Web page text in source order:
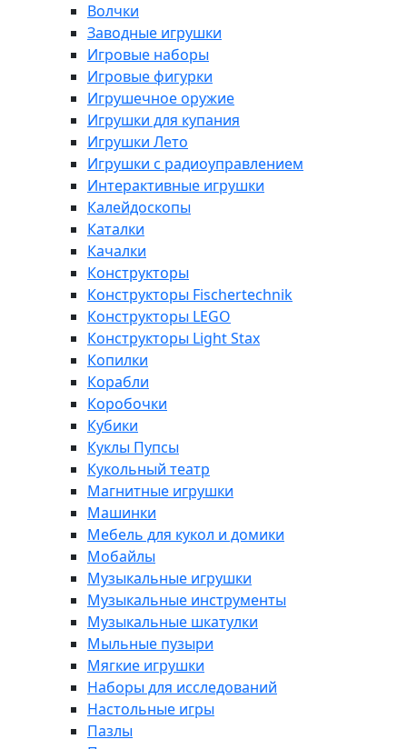
Волчки
Заводные игрушки
Игровые наборы
Игровые фигурки
Игрушечное оружие
Игрушки для купания
Игрушки Лето
Игрушки с радиоуправлением
Интерактивные игрушки
Калейдоскопы
Каталки
Качалки
Конструкторы
Конструкторы Fisсhertechnik
Конструкторы LEGO
Конструкторы Light Stax
Копилки
Корабли
Коробочки
Кубики
Куклы Пупсы
Кукольный театр
Магнитные игрушки
Машинки
Мебель для кукол и домики
Мобайлы
Музыкальные игрушки
Музыкальные инструменты
Музыкальные шкатулки
Мыльные пузыри
Мягкие игрушки
Наборы для исследований
Настольные игры
Пазлы